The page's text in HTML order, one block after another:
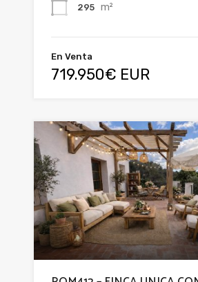
295 m²
En Venta
719.950€ EUR